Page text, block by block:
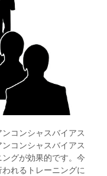
コンシャスバイアス
コンシャスバイアス
グが効果的です。今
れるトレーニングに